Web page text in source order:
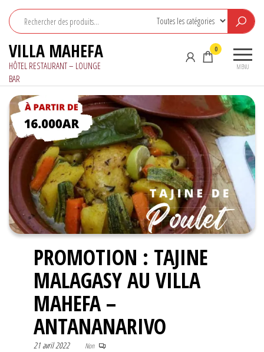
contenu
VILLA MAHEFA
HÔTEL RESTAURANT – LOUNGE
BAR
MENU
0
PROMOTION : TAJINE
MALAGASY AU VILLA
MAHEFA –
ANTANANARIVO
21 avril 2022 Non